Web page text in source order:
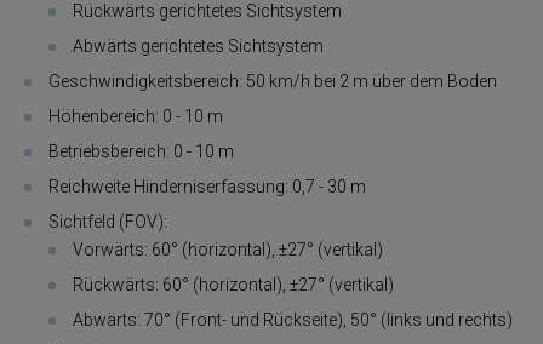
Rückwärts gerichtetes Sichtsystem
Abwärts gerichtetes Sichtsystem
Geschwindigkeitsbereich: 50 km/h bei 2 m über dem Boden
Höhenbereich: 0 - 10 m
Betriebsbereich: 0 - 10 m
Reichweite Hinderniserfassung: 0,7 - 30 m
Sichtfeld (FOV):
Vorwärts: 60° (horizontal), ±27° (vertikal)
Rückwärts: 60° (horizontal), ±27° (vertikal)
Abwärts: 70° (Front- und Rückseite), 50° (links und rechts)